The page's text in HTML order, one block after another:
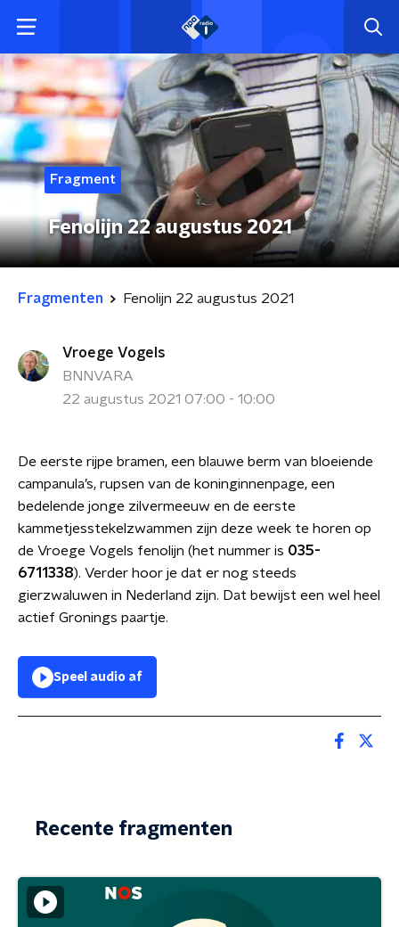
Fragment
Fenolijn 22 augustus 2021
Fragmenten Fenolijn 22 augustus 2021
Vroege Vogels
BNNVARA
22 augustus 2021 07:00 - 10:00
De eerste rijpe bramen, een blauwe berm van bloeiende
campanula’s, rupsen van de koninginnenpage, een
bedelende jonge zilvermeeuw en de eerste
kammetjesstekelzwammen zijn deze week te horen op
de Vroege Vogels fenolijn (het nummer is 035-
6711338). Verder hoor je dat er nog steeds
gierzwaluwen in Nederland zijn. Dat bewijst een wel heel
actief Gronings paartje.
Speel audio af
Recente fragmenten